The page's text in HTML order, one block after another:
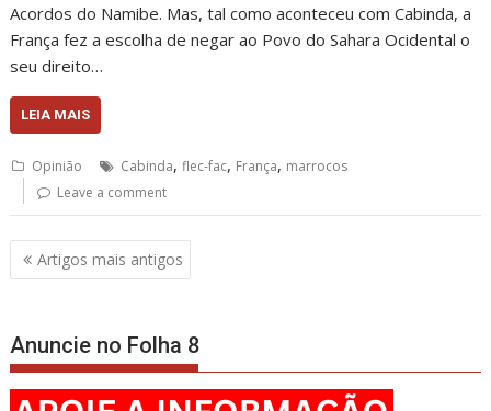
Acordos do Namibe. Mas, tal como aconteceu com Cabinda, a
França fez a escolha de negar ao Povo do Sahara Ocidental o
seu direito…
LEIA MAIS
Opinião Cabinda,flec-fac, França, marrocos
Leave a comment
Navegação
de
Artigos mais antigos
Anuncie no Folha 8